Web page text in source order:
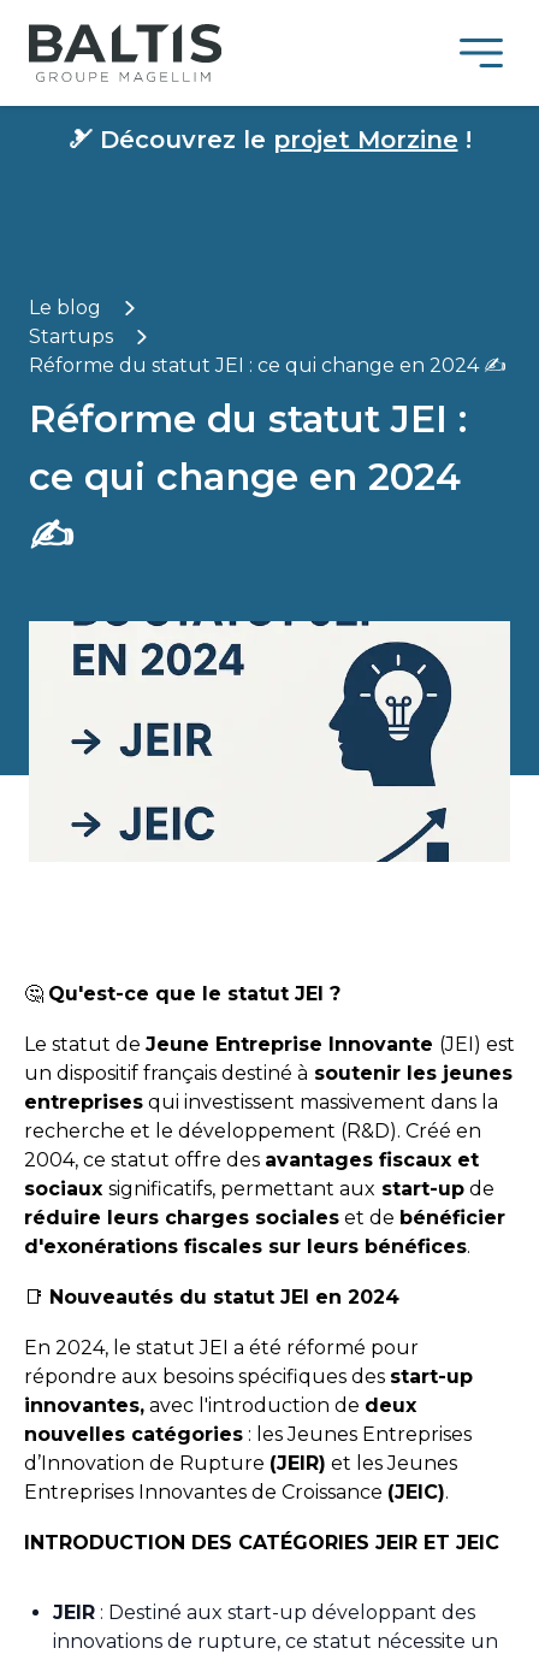
🎿Découvrez le projet Morzine !
Le blog
Startups
Réforme du statut JEI : ce qui change en 2024 ✍
Réforme du statut JEI :
ce qui change en 2024
✍
🤔 Qu'est-ce que le statut JEI ?
Le statut de Jeune Entreprise Innovante (JEI) est
un dispositif français destiné à soutenir les jeunes
entreprises qui investissent massivement dans la
recherche et le développement (R&D). Créé en
2004, ce statut offre des avantages fiscaux et
sociaux significatifs, permettant aux start-up de
réduire leurs charges sociales et de bénéficier
d'exonérations fiscales sur leurs bénéfices.
📑 Nouveautés du statut JEI en 2024
En 2024, le statut JEI a été réformé pour
répondre aux besoins spécifiques des start-up
innovantes, avec l'introduction de deux
nouvelles catégories : les Jeunes Entreprises
d’Innovation de Rupture (JEIR) et les Jeunes
Entreprises Innovantes de Croissance (JEIC).
INTRODUCTION DES CATÉGORIES JEIR ET JEIC
JEIR : Destiné aux start-up développant des
innovations de rupture, ce statut nécessite un